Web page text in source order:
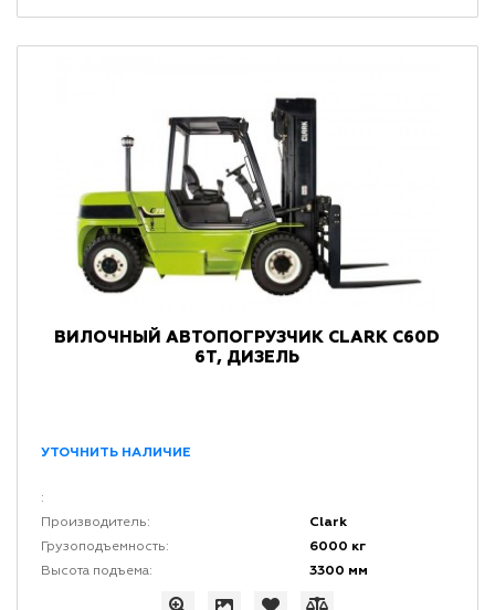
ВИЛОЧНЫЙ АВТОПОГРУЗЧИК CLARK C60D
6Т, ДИЗЕЛЬ
УТОЧНИТЬ НАЛИЧИЕ
:
Производитель:
Clark
Грузоподъемность: 6000 кг
Высота подъема: 3300 мм